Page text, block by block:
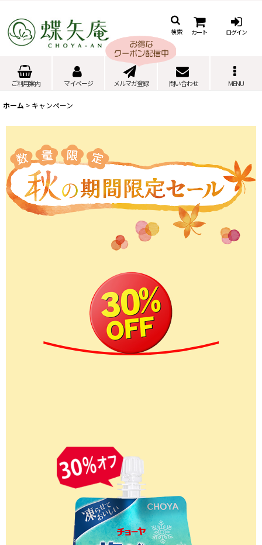
検索 カート ログイン
ご利用案内 マイページ メルマガ登録 問い合わせ MENU
ホーム > キャンペーン